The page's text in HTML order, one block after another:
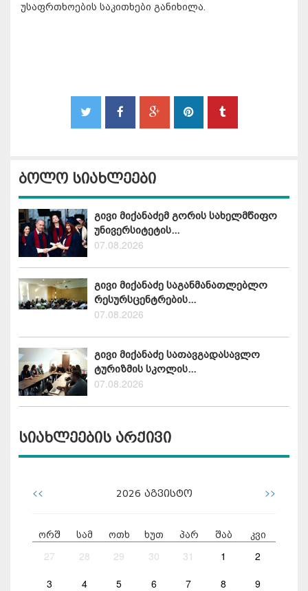
უსაფრთხოების საკითხები განიხილა.
ბოლო სიახლეები
გივი მიქანაძემ გორის სახელმწიფო
უნივერსიტეტის...
07.08.2026
გივი მიქანაძე საგანმანათლებლო
რესურსცენტრების...
07.08.2026
გივი მიქანაძე სათავგადასავლო
ტურიზმის სკოლის...
07.08.2026
სიახლეების არქივი
<< 2026 აგვისტო >>
ორშ სამ ოთხ ხუთ პარ შაბ კვი
27 28 29 30 31 1 2
3 4 5 6 7 8 9